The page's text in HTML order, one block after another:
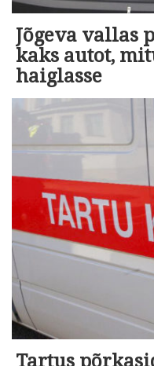
Jõgeva vallas
kaks autot,
haiglasse
Tartus